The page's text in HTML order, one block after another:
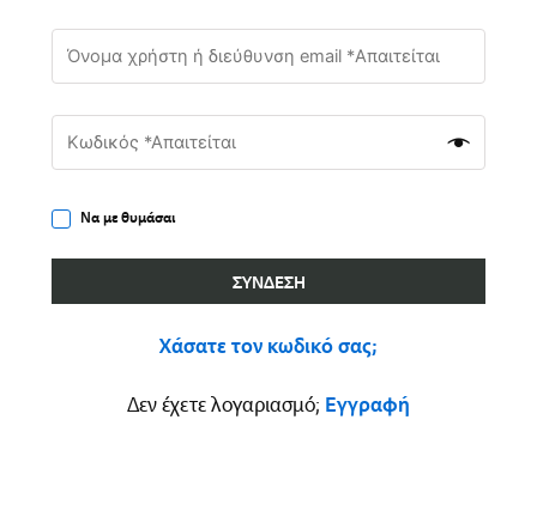
Να με θυμάσαι
ΣΎΝΔΕΣΗ
Χάσατε τον κωδικό σας;
Δεν έχετε λογαριασμό; Εγγραφή